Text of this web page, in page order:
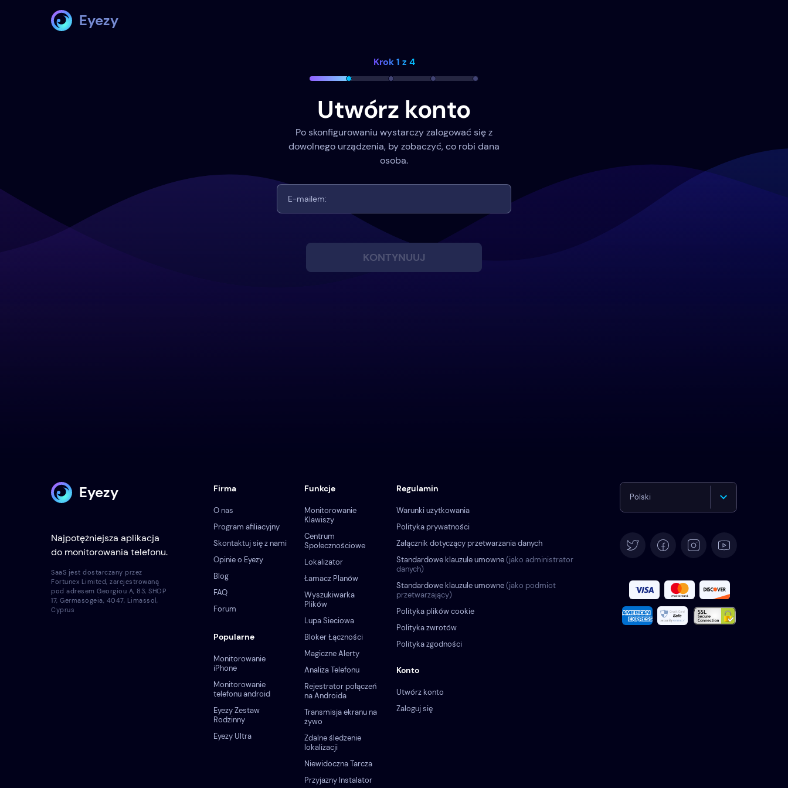
Eyezy
Krok 1 z 4
Utwórz konto
Po skonfigurowaniu wystarczy zalogować się z
dowolnego urządzenia, by zobaczyć, co robi dana
osoba.
KONTYNUUJ
Eyezy
Najpotężniejsza aplikacja
do monitorowania telefonu.
Firma
O nas
Program afiliacyjny
Skontaktuj się z nami
Opinie o Eyezy
Blog
FAQ
Forum
Popularne
Monitorowanie
iPhone
Monitorowanie
telefonu android
Eyezy Zestaw
Rodzinny
Eyezy Ultra
Konto
Utwórz konto
Zaloguj się
Regulamin
Warunki użytkowania
Polityka prywatności
Załącznik dotyczący przetwarzania danych
Standardowe klauzule umowne(jako administrator
danych)
Standardowe klauzule umowne(jako podmiot
przetwarzający)
Polityka plików cookie
Polityka zwrotów
Polityka zgodności
Funkcje
Monitorowanie
Klawiszy
Centrum
Społecznościowe
Lokalizator
Łamacz Planów
Wyszukiwarka
Plików
Lupa Sieciowa
Bloker Łączności
Magiczne Alerty
Analiza Telefonu
Rejestrator połączeń
na Androida
Transmisja ekranu na
żywo
Zdalne śledzenie
lokalizacji
Niewidoczna Tarcza
Przyjazny Instalator
Polski
Español
Français
SaaS jest dostarczany przez
Fortunex Limited, zarejestrowaną
pod adresem Georgiou A, 83, SHOP
17, Germasogeia, 4047, Limassol,
Cyprus